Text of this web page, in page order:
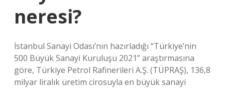
neresi?
İstanbul Sanayi Odası’nın hazırladığı “Türkiye’nin
500 Büyük Sanayi Kuruluşu 2021” araştırmasına
göre, Türkiye Petrol Rafinerileri A.Ş. (TÜPRAŞ), 136,8
milyar liralık üretim cirosuyla en büyük sanayi